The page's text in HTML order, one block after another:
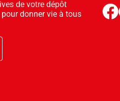
de votre dépôt
donner vie à tous